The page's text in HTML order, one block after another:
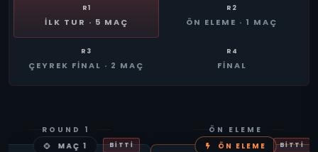
R1
İLK TUR · 5 MAÇ
R2
ÖN ELEME · 1 MAÇ
R3
ÇEYREK FINAL · 2 MAÇ
R4
FİNAL
ROUND 1
MAÇ 1
BITTI
ÖN ELEME
ÖN ELEME
BITTI